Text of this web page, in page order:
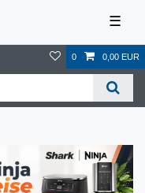
☰
0 0,00 EUR